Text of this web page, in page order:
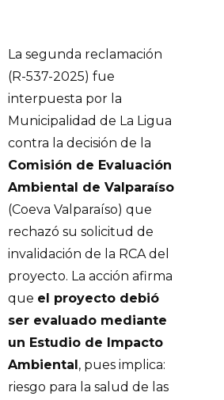
La segunda reclamación
(R-537-2025) fue
interpuesta por la
Municipalidad de La Ligua
contra la decisión de la
Comisión de Evaluación
Ambiental de Valparaíso
(Coeva Valparaíso) que
rechazó su solicitud de
invalidación de la RCA del
proyecto. La acción afirma
que el proyecto debió
ser evaluado mediante
un Estudio de Impacto
Ambiental, pues implica:
riesgo para la salud de las